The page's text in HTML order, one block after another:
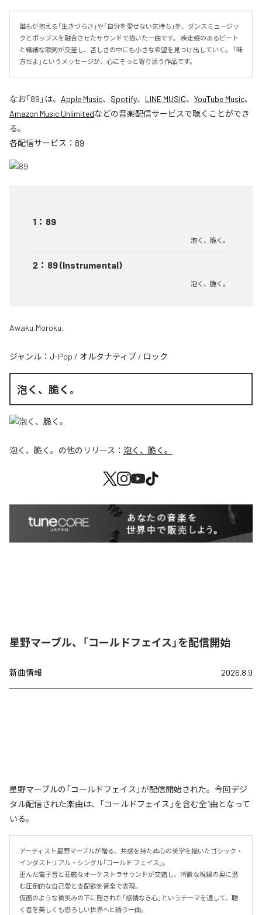
誰もが抱える「生きづらさ」や「自分を愛せない気持ち」を、ダンスミュージッ
クとポップスを融合させたサウンドで描いた一曲です。 疾走感のあるビート
と繊細な歌詞が交差し、苦しさの中にも小さな希望を見つけ出していく。 「味
方だよ」というメッセージが、心にそっと寄り添う作品です。
なお「89 」は、 Apple Music、 Spotify、 LINE MUSIC、 YouTube Music、
Amazon Music Unlimitedなどの音楽配信サービスで聴くことができ
る。
各配信サービス： 89
1 ： 89
泡く、脆く。
2 ： 89 (Instrumental)
泡く、脆く。
Awaku,Moroku.
ジャンル： J-Pop / オルタナティブ / ロック
泡く、脆く。
泡く、脆く。 の他のリリース： 泡く、脆く。
星野マーブル、「コールドフェイス」を配信開始
新曲情報 2026.8.9
星野マーブルの「コールドフェイス」が配信開始された。今回デジ
タル配信された楽曲は、「コールドフェイス」を含む全1曲となって
いる。
アーティスト星野マーブルが贈る、共感を持たぬ心の美学を描いたゴシック・
インダストリアル・シングル「コールド フェイス」。
歪んだ電子音と荘厳なオーケストラサウンドが交錯し、冷徹な視線の奥に潜
む圧倒的な自己愛と支配欲を音楽で表現。
仮面のような微笑みの下に隠された「感情なき心」というテーマを通して、聴
く者を美しくも恐ろしい世界へと誘う一曲。